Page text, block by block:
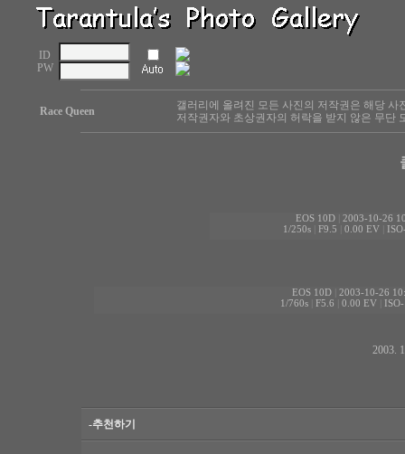
ID
PW
Race Queen
갤러리에 올려진 모든 사진의 저작권은 해당
저작권자와 초상권자의 허락을 받지 않은 무단
EOS 10D| 2003-10-26
1/250s| F9.5 0.00 EV|
EOS 10D| 2003-10-26
1/760s| F5.6 0.00 EV|
2003.
-추천하기